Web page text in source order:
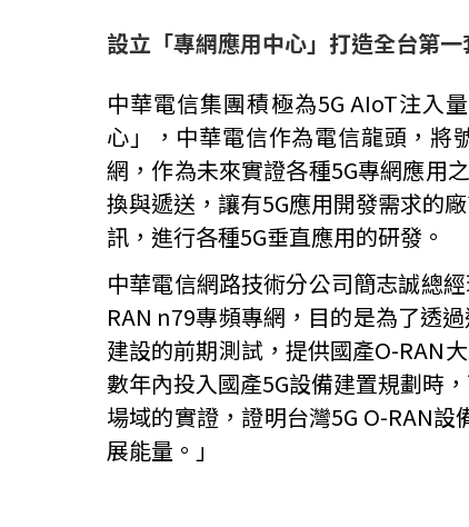
設立「專網應用中心」打造全台第
中華電信集團積極為5G AIoT注入
心」，中華電信作為電信龍頭，將
網，作為未來實證各種5G專網應用
換與遞送，讓有5G應用開發需求的
訊，進行各種5G垂直應用的研發。
中華電信網路技術分公司簡志誠總
RAN n79專頻專網，目的是為了透
建設的前期測試，提供國產O-RAN
數年內投入國產5G設備建置規劃時
場域的實證，證明台灣5G O-RAN
展能量。」